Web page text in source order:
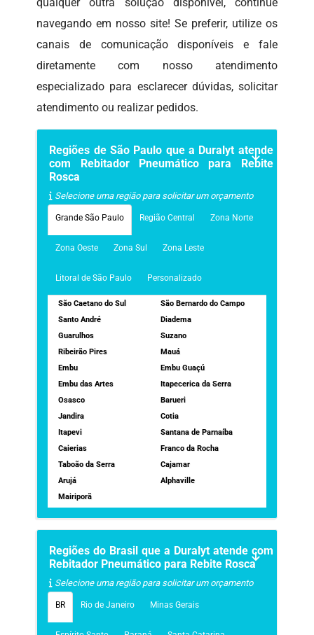
navegando em nosso site! Se preferir, utilize os
canais de comunicação disponíveis e fale
diretamente com nosso atendimento
especializado para esclarecer dúvidas, solicitar
atendimento ou realizar pedidos.
Regiões de São Paulo que a Duralyt atende
com Rebitador Pneumático para Rebite
Rosca
Selecione uma região para solicitar um orçamento
Grande São Paulo Região Central Zona Norte
Zona Oeste Zona Sul Zona Leste
Litoral de São Paulo Personalizado
São Caetano do Sul
São Bernardo do Campo
Santo André
Diadema
Guarulhos
Suzano
Ribeirão Pires
Mauá
Embu
Embu Guaçú
Embu das Artes
Itapecerica da Serra
Osasco
Barueri
Jandira
Cotia
Itapevi
Santana de Parnaíba
Caierias
Franco da Rocha
Taboão da Serra
Cajamar
Arujá
Alphaville
Mairiporã
Regiões do Brasil que a Duralyt atende com
Rebitador Pneumático para Rebite Rosca
Selecione uma região para solicitar um orçamento
BR Rio de Janeiro Minas Gerais